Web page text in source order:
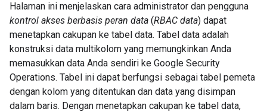
Halaman ini menjelaskan cara administrator dan pengguna
kontrol akses berbasis peran data (RBAC data) dapat
menetapkan cakupan ke tabel data. Tabel data adalah
konstruksi data multikolom yang memungkinkan Anda
memasukkan data Anda sendiri ke Google Security
Operations. Tabel ini dapat berfungsi sebagai tabel pemeta
dengan kolom yang ditentukan dan data yang disimpan
dalam baris. Dengan menetapkan cakupan ke tabel data,